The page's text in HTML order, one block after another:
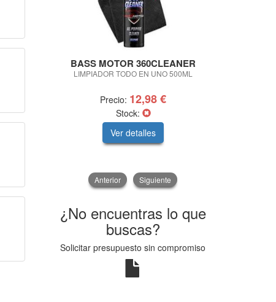
BASS MOTOR 360CLEANER
LIMPIADOR TODO EN UNO 500ML
Precio: 12,98 €
Stock:
Ver detalles
Anterior Siguiente
¿No encuentras lo que
buscas?
Solicitar presupuesto sin compromiso